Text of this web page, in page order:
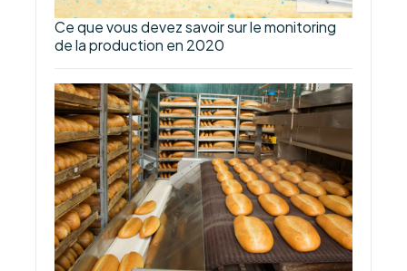
Ce que vous devez savoir sur le monitoring
de la production en 2020